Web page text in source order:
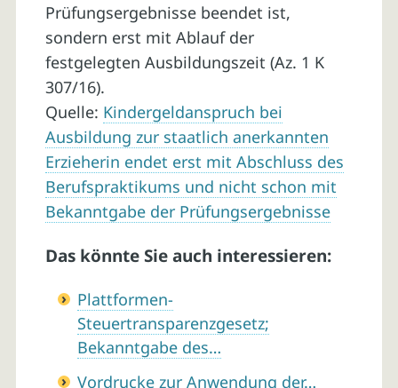
Prüfungsergebnisse beendet ist,
sondern erst mit Ablauf der
festgelegten Ausbildungszeit (Az. 1 K
307/16).
Quelle: Kindergeldanspruch bei
Ausbildung zur staatlich anerkannten
Erzieherin endet erst mit Abschluss des
Berufspraktikums und nicht schon mit
Bekanntgabe der Prüfungsergebnisse
Das könnte Sie auch interessieren:
Plattformen-
Steuertransparenzgesetz;
Bekanntgabe des…
Vordrucke zur Anwendung der…